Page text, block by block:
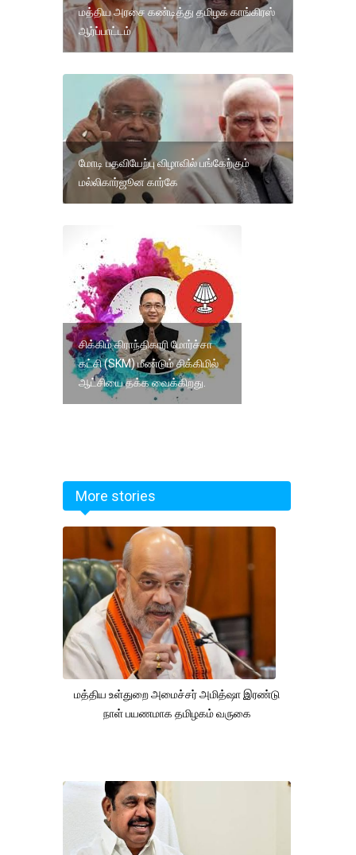
மத்திய அரசை கண்டித்து தமிழக காங்கிரஸ்
ஆர்ப்பாட்டம்
மோடி பதவியேற்பு விழாவில் பங்கேற்கும்
மல்லிகார்ஜூன கார்கே
சிக்கிம் கிராந்திகாரி மோர்ச்சா
கட்சி (SKM) மீண்டும் சிக்கிமில்
ஆட்சியை தக்க வைக்கிறது.
More stories
மத்திய உள்துறை அமைச்சர் அமித்ஷா இரண்டு
நாள் பயணமாக தமிழகம் வருகை